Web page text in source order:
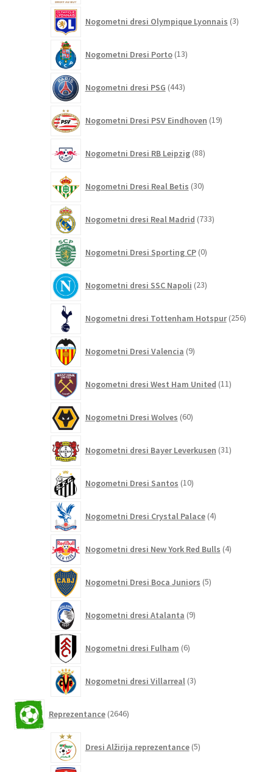
Nogometni dresi Olympique Lyonnais 3izdelki
Nogometni Dresi Porto 13izdelkov
Nogometni dresi PSG 443izdelkov
Nogometni Dresi PSV Eindhoven 19izdelkov
Nogometni Dresi RB Leipzig 88izdelkov
Nogometni Dresi Real Betis 30izdelkov
Nogometni dresi Real Madrid 733izdelkov
Nogometni Dresi Sporting CP 0izdelkov
Nogometni dresi SSC Napoli 23izdelkov
Nogometni dresi Tottenham Hotspur 256
Nogometni Dresi Valencia 9izdelkov
Nogometni dresi West Ham United 11izdelkov
Nogometni Dresi Wolves 60izdelkov
Nogometni dresi Bayer Leverkusen 31izdelkov
Nogometni Dresi Santos 10izdelkov
Nogometni Dresi Crystal Palace 4izdelki
Nogometni dresi New York Red Bulls 4izdelki
Nogometni Dresi Boca Juniors 5izdelkov
Nogometni dresi Atalanta 9izdelkov
Nogometni dresi Fulham 6izdelkov
Nogometni dresi Villarreal 3izdelki
Reprezentance 2646izdelkov
Dresi Alžirija reprezentance 5izdelkov